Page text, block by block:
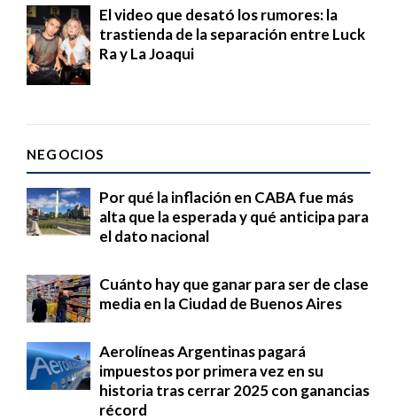
El video que desató los rumores: la
trastienda de la separación entre Luck
Ra y La Joaqui
NEGOCIOS
Por qué la inflación en CABA fue más
alta que la esperada y qué anticipa para
el dato nacional
Cuánto hay que ganar para ser de clase
media en la Ciudad de Buenos Aires
Aerolíneas Argentinas pagará
impuestos por primera vez en su
historia tras cerrar 2025 con ganancias
récord